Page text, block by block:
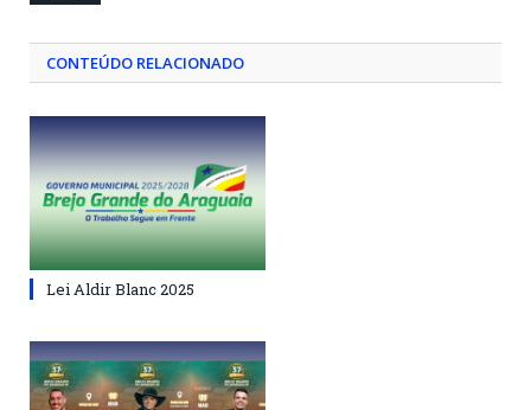
CONTEÚDO RELACIONADO
Lei Aldir Blanc 2025